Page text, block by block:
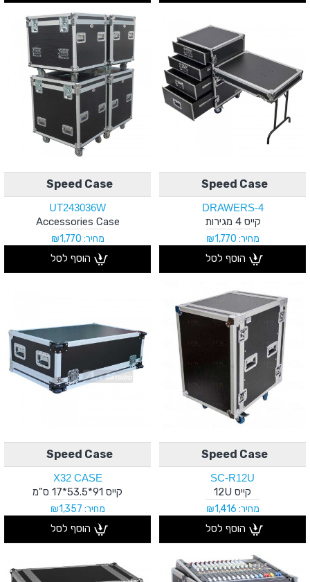
Speed Case
4-DRAWERS
קייס 4 מגירות
מחיר: ₪1,770
הוסף לסל
Speed Case
UT243036W
Accessories Case
מחיר: ₪1,770
הוסף לסל
Speed Case
SC-R12U
קייס 12U
מחיר: ₪1,416
הוסף לסל
Speed Case
X32 CASE
קייס 91*53.5*17 ס"מ
מחיר: ₪1,357
הוסף לסל